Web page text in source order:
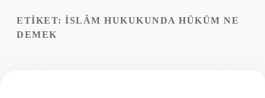
Yasal Uyarı
ETIKET: İSLÂM HUKUKUNDA HÜKÜM NE
DEMEK